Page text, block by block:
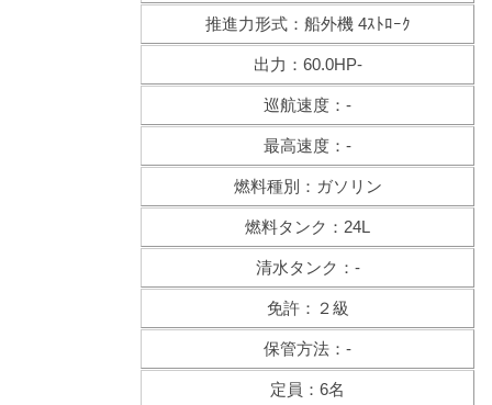
推進力形式：船外機 4ｽﾄﾛｰｸ
出力：60.0HP-
巡航速度：-
最高速度：-
燃料種別：ガソリン
燃料タンク：24L
清水タンク：-
免許：２級
保管方法：-
定員：6名